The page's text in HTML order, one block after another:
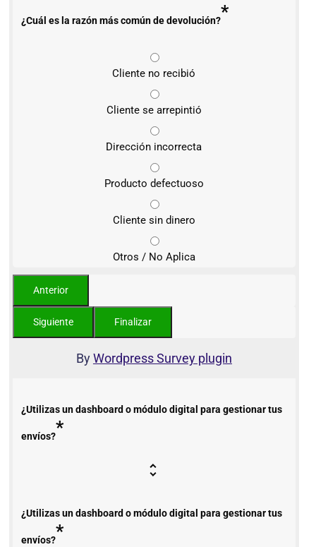
¿Cuál es la razón más común de devolución?*
Cliente no recibió
Cliente se arrepintió
Dirección incorrecta
Producto defectuoso
Cliente sin dinero
Otros / No Aplica
ByWordpress Survey plugin
¿Utilizas un dashboard o módulo digital para gestionar tus
envíos?*
¿Utilizas un dashboard o módulo digital para gestionar tus
envíos?*